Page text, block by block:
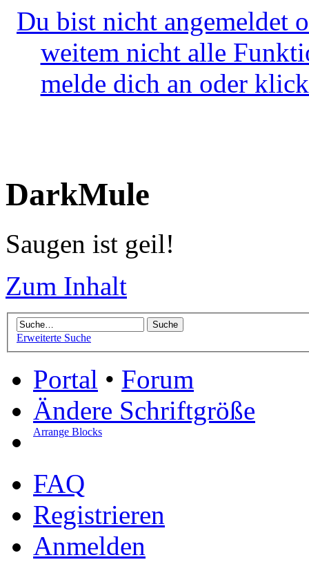
Du bist nicht angemeldet
weitem nicht alle
melde dich an oder
DarkMule
Saugen ist geil!
Zum Inhalt
Erweiterte Suche
Portal • Forum
Ändere Schriftgröße
Arrange Blocks
FAQ
Registrieren
Anmelden